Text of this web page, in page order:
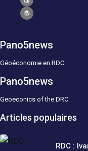
Pano5news
Géoéconomie en RDC
Pano5news
Geoeconics of the DRC
Articles populaires
RDC :